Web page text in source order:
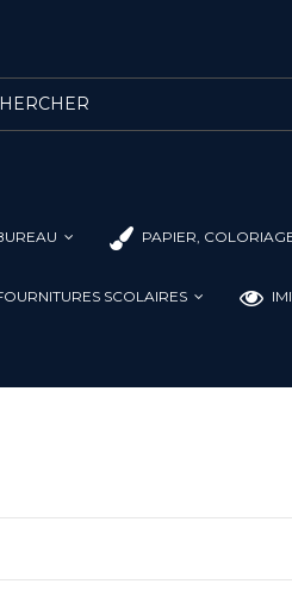
PAPIER,
SCOLAIRES